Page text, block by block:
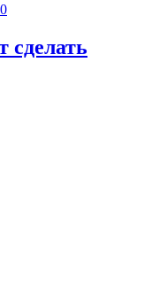
0
сделать